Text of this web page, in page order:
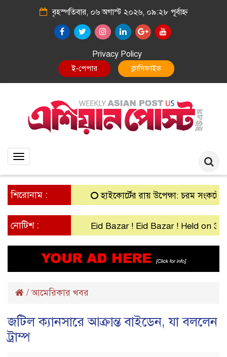
বৃহস্পতিবার, ০৬ অগাস্ট ২০২৬, ০৯:২৮ পূর্বাহ্ন
Privacy Policy
ই-পেপার ক্লাসিফাইড
Toggle
শিরোনাম : হাইকোর্টের রায় উপেক্ষা: চরম সংকটে
নোটিশ : Eid Bazar ! Eid Bazar ! Held on 30th
/আমেরিকার খবর
জটিল ক্যানসারে আক্রান্ত বাইডেন, যা বললেন
ট্রাম্প